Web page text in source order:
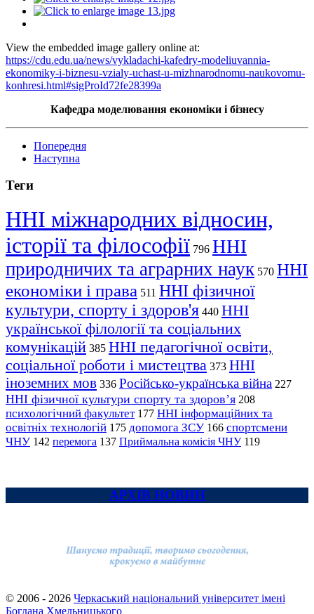
View the embedded image gallery online at:
https://cdu.edu.ua/news/vykladachi-kafedry-modeliuvannia-
ekonomiky-i-biznesu-vzialy-uchast-u-mizhnarodnomu-naukovomu-
konhresi.html#sigProId72fe28399a
Кафедра моделювання економіки і бізнесу
Попередня
Наступна
Теги
ННІ міжнародних відносин,
історії та філософії 796 ННІ
природничих та аграрних наук 570 ННІ
економіки і права 511 ННІ фізичної
культури, спорту і здоров'я 440 ННІ
української філології та соціальних
комунікацій 385 ННІ педагогічної освіти,
соціальної роботи і мистецтва 373 ННІ
іноземних мов 336 Російсько-українська війна 227
ННІ фізичної культури спорту та здоров’я 208
психологічний факультет 177 ННІ інформаційних та
освітніх технологій 175 допомога ЗСУ 166 спортсмени
ЧНУ 142 перемога 137 Приймальна комісія ЧНУ 119
АРХІВ НОВИН
© 2006 - 2026 Черкаський національний університет імені
Богдана Хмельницького